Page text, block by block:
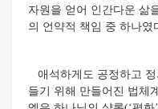
자원을 얻어 인간다운 삶
의 언약적 책임 중 하나였
애석하게도 공정하고
들기 위해 만들어진 법체